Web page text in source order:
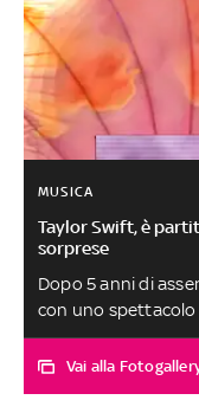
MUSICA
Taylor Swift, è
sorprese
Dopo 5 anni di
con uno spettacolo
fasi della sua
Glendale, Arizona,
Vai alla